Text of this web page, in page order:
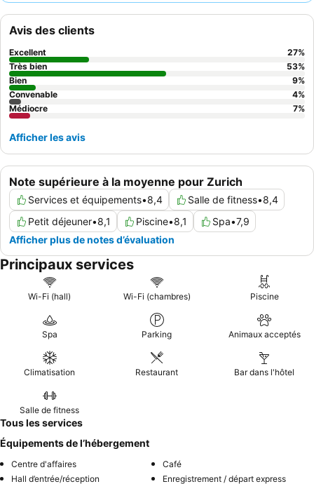
chauffée, un jacuzzi, un sauna et des hammams. Le personnel
est constamment félicité pour son amabilité et sa serviabilité
exceptionnelles, complétant le
apprécié avec sa vaste sélection et ses options préparées à la
demande. Pour une expérience vraiment relaxante, pensez à
utiliser l'espace spa, mais notez que l'accès à la piscine est
généralement réservé aux clients de 16 ans et plus.
Note supérieure à la moyenne pour Zurich
Services et équipements•8,4 Salle de fitness•8,4
Petit déjeuner•8,1 Piscine•8,1 Spa•7,9
Afficher plus de notes d’évaluation
Avis des clients
Excellent 27%
Très bien
53%
Bien
9%
Convenable
4%
Médiocre
7%
Afficher les avis
Principaux services
Wi-Fi (hall) Wi-Fi (chambres) Piscine
Spa Parking Animaux acceptés
Climatisation Restaurant Bar dans l'hôtel
Salle de fitness
Tous les services
Équipements de l’hébergement
Centre d'affaires
Café
Hall d’entrée/réception
Enregistrement / départ express